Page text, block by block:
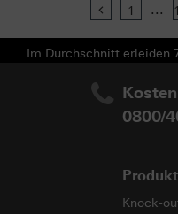
Previous
1 ...
Im Durchschnitt erleiden
0800/
Knock-